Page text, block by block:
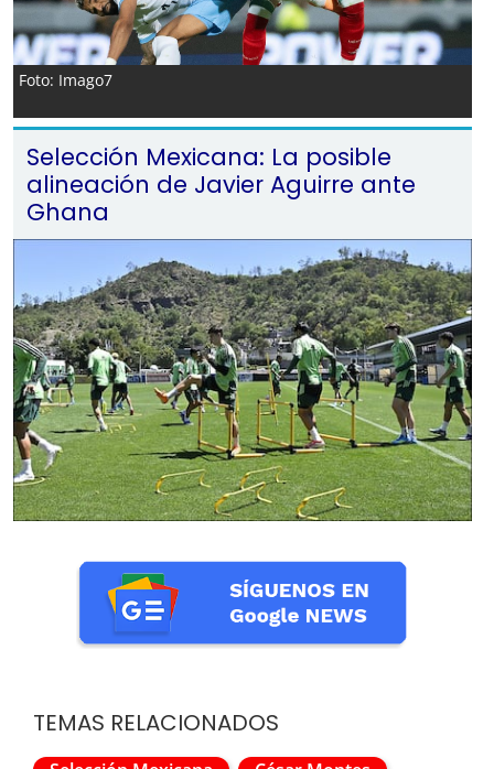
Foto: Imago7
Selección Mexicana: La posible
alineación de Javier Aguirre ante
Ghana
TEMAS RELACIONADOS